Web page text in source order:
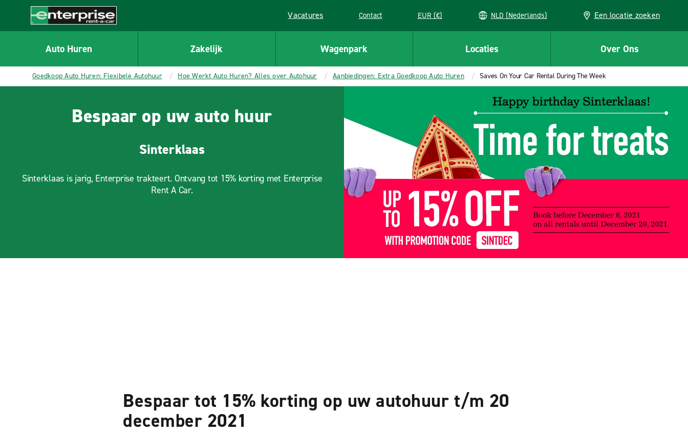
CONTENT
Enterprise
Vacatures
Link wordt in een nieuw venster geopend
Contact EUR (€) NLD (Nederlands) Een locatie zoeken
Auto Huren Zakelijk Wagenpark Locaties Over Ons
Goedkoop Auto Huren: Flexibele Autohuur Hoe Werkt Auto Huren? Alles over Autohuur Aanbiedingen: Extra Goedkoop Auto Huren Saves On Your Car Rental During The Week
Bespaar op uw auto huur
Sinterklaas
Sinterklaas is jarig, Enterprise trakteert. Ontvang tot 15% korting met Enterprise
Rent A Car.
Bespaar tot 15% korting op uw autohuur t/m 20
december 2021